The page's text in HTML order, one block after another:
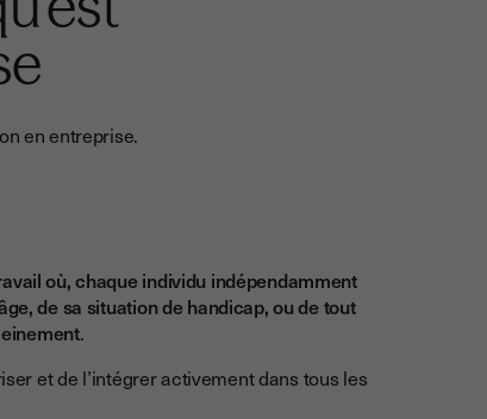
en entreprise.
où, chaque individu indépendamment
de sa situation de handicap, ou de tout
.
et de l’intégrer activement dans tous les